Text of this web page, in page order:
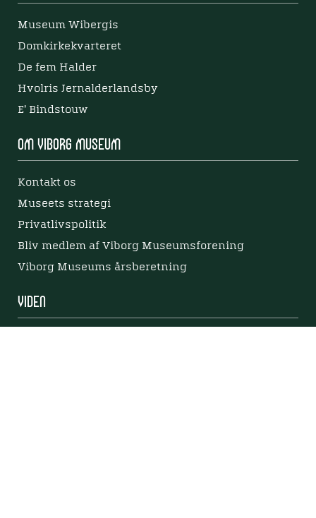
Museum Wibergis
Domkirkekvarteret
De fem Halder
Hvolris Jernalderlandsby
E' Bindstouw
Om Viborg Museum
Kontakt os
Museets strategi
Privatlivspolitik
Bliv medlem af Viborg Museumsforening
Viborg Museums årsberetning
Viden